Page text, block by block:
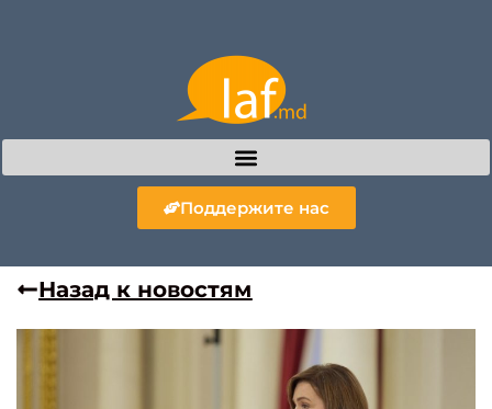
Поддержите нас
Назад к новостям